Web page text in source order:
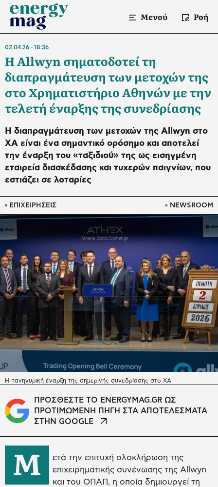
Μενού Ροή
ΕΠΙΧΕΙΡΗΣΕΙΣ NEWSROOM
02.04.26 18:36
Η Allwyn σηματοδοτεί τη
διαπραγμάτευση των μετοχών της
στο Χρηματιστήριο Αθηνών με την
τελετή έναρξης της συνεδρίασης
Η διαπραγμάτευση των μετοχών της Allwyn στο
ΧΑ είναι ένα σημαντικό ορόσημο και αποτελεί
την έναρξη του «ταξιδιού» της ως εισηγμένη
εταιρεία διασκέδασης και τυχερών παιγνίων, που
εστιάζει σε λοταρίες
Η πανηγυρική έναρξη της σημερινής συνεδρίασης στο ΧΑ
ΠΡΟΣΘΕΣΤΕ ΤΟ ENERGYMAG.GR ΩΣ
ΠΡΟΤΙΜΩΜΕΝΗ ΠΗΓΗ ΣΤΑ ΑΠΟΤΕΛΕΣΜΑΤΑ
ΣΤΗΝ GOOGLE
Μ
ετά την επιτυχή ολοκλήρωση της
επιχειρηματικής συνένωσης της Allwyn
και του ΟΠΑΠ, η οποία δημιουργεί τη